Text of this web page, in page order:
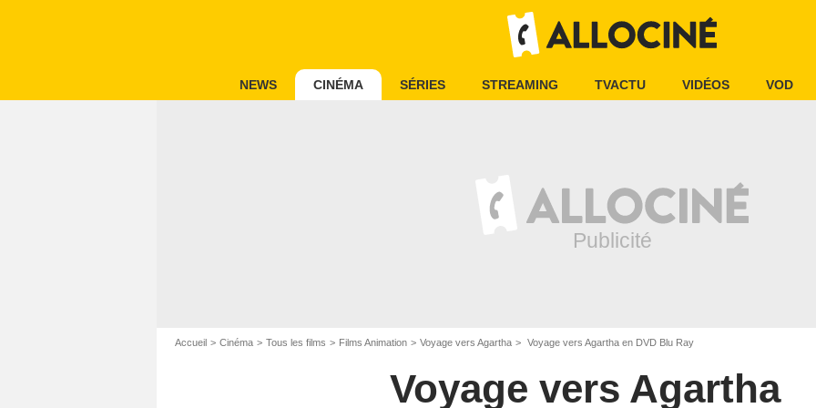
NEWS CINÉMA SÉRIES STREAMING TVACTU VIDÉOS VOD
Accueil Cinéma Tous les films Films Animation Voyage vers Agartha Voyage vers Agartha en DVD Blu Ray
Voyage vers Agartha